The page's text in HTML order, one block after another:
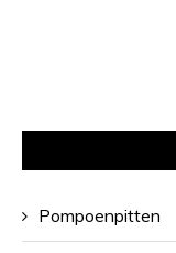
Pompoenpitten